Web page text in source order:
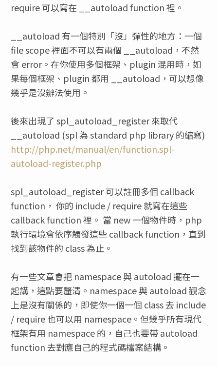
require 可以寫在 __autoload function 裡。
__autoload 有一個特別「沒」彈性的地方：一個
file scope 裡面不可以有兩個 __autoload，不然
會 error。在你使用多個框架、plugin 混用時，如
果每個框架、plugin 都用 __autoload，可以想像
幾乎是沒辦法使用。
後來出現了 spl_autoload_register 來取代
__autoload (spl 為 standard php library 的縮寫)
http://php.net/manual/en/function.spl-
autoload-register.php
spl_autoload_register 可以註冊多個 callback
function， 你的 include / require 就寫在這些
callback function 裡。 當 new 一個物件時，php
執行環境會依序觸發這些 callback function，直到
找到該物件的 class 為止。
有一些文章會把 namespace 與 autoload 擺在一
起講，這點要釐清。namespace 與 autoload 觀念
上是沒有關係的，即使你一個一個 class 去 include
/ require 也可以用 namespace。但幾乎所有現代
框架有用 namespace 的，自己也要帶 autoload
function 去對應自己的程式碼檔案結構。